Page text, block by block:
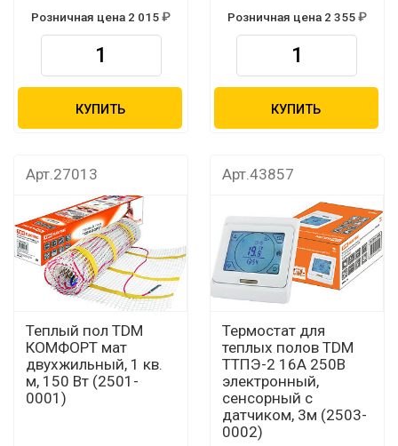
Розничная цена 2 015
КУПИТЬ
Розничная цена 2 355
КУПИТЬ
Арт.27013
Теплый пол TDM
КОМФОРТ мат
двухжильный, 1 кв.
м, 150 Вт (2501-
0001)
Арт.43857
Термостат для
теплых полов TDM
ТТПЭ-2 16А 250В
электронный,
сенсорный с
датчиком, 3м (2503-
0002)